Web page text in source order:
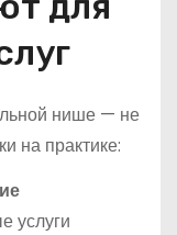
нише — не
на практике:
услуги